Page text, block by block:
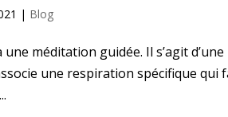
| Blog
une méditation guidée. Il s’agit
une respiration spécifique